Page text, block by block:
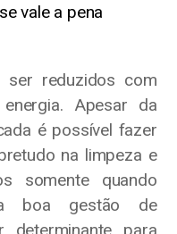
vale a pena
reduzidos com
Apesar da
é possível fazer
na limpeza e
somente quando
boa gestão de
para